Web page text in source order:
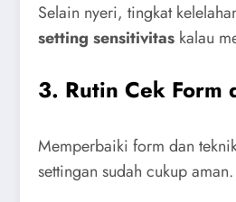
Selain nyeri, tingkat
setting sensitivitas kalau
3. Rutin Cek Form
Memperbaiki form dan
settingan sudah cukup